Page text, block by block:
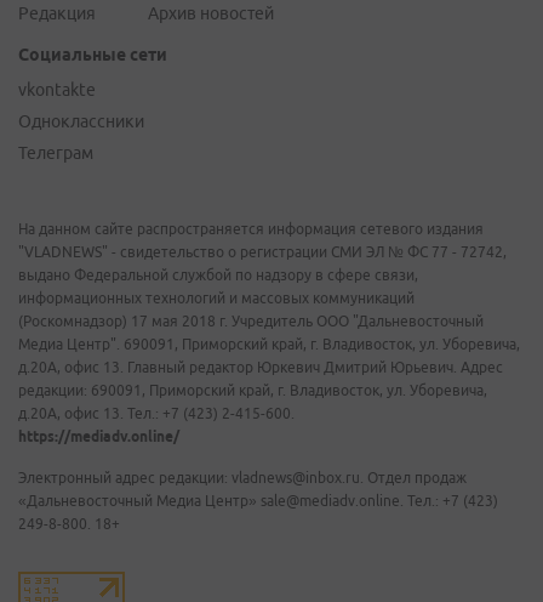
Редакция
Архив новостей
Социальные сети
vkontakte
Одноклассники
Телеграм
На данном сайте распространяется информация сетевого издания
"VLADNEWS" - свидетельство о регистрации СМИ ЭЛ № ФС 77 - 72742,
выдано Федеральной службой по надзору в сфере связи,
информационных технологий и массовых коммуникаций
(Роскомнадзор) 17 мая 2018 г. Учредитель ООО "Дальневосточный
Медиа Центр". 690091, Приморский край, г. Владивосток, ул. Уборевича,
д.20А, офис 13. Главный редактор Юркевич Дмитрий Юрьевич. Адрес
редакции: 690091, Приморский край, г. Владивосток, ул. Уборевича,
д.20А, офис 13. Тел.: +7 (423) 2-415-600.
https://mediadv.online/
Электронный адрес редакции: vladnews@inbox.ru. Отдел продаж
«Дальневосточный Медиа Центр» sale@mediadv.online. Тел.: +7 (423)
249-8-800. 18+